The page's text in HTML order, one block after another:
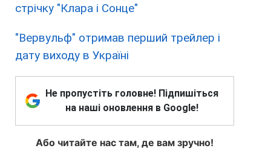
стрічку "Клара і Сонце"
"Вервульф" отримав перший трейлер і
дату виходу в Україні
Не пропустіть головне! Підпишіться
на наші оновлення в Google!
Або читайте нас там, де вам зручно!